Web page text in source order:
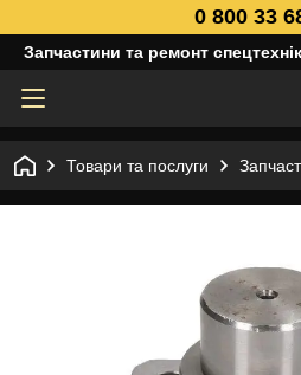
0 800 33
Запчастини та ремонт
Товари та послуги